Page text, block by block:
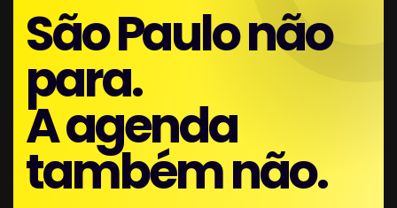
São Paulo não
para.
A agenda
também não.